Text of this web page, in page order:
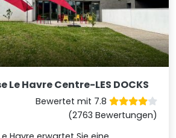
Le Havre Centre-LES DOCKS
Bewertet mit 7.8
(2763 Bewertungen)